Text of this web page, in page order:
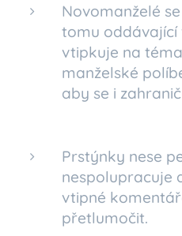
Novomanželé
tomu oddávající
vtipkuje na
manželské
aby se i
Prstýnky nese
nespolupracuje
vtipné
přetlumočit.